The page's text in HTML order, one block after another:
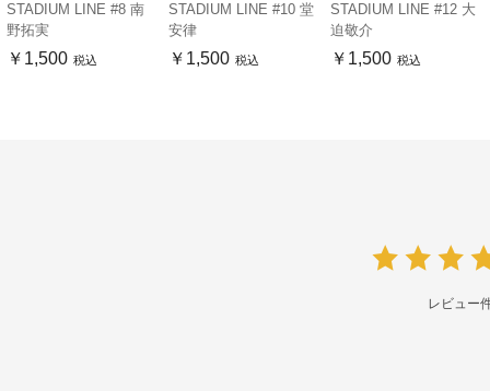
STADIUM LINE #8 南
野拓実
￥1,500 税込
STADIUM LINE #10 堂
安律
￥1,500 税込
STADIUM LINE #12 大
迫敬介
￥1,500 税込
レビュー